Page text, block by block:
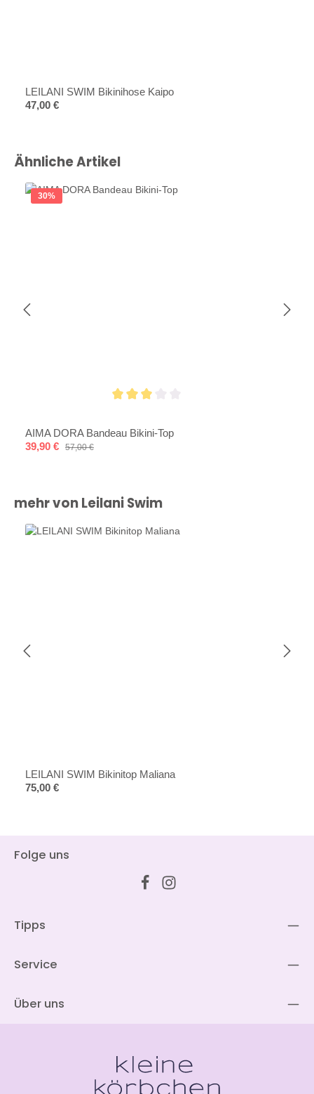
LEILANI SWIM Bikinihose Kaipo
Regulärer Preis:
47,00 €
Produktgalerie überspringen
Ähnliche Artikel
30%
AIMA DORA Bandeau Bikini-Top
Verkaufspreis:
39,90 € Regulärer Preis:
57,00 €
Produktgalerie überspringen
mehr von Leilani Swim
LEILANI SWIM Bikinitop Maliana
Regulärer Preis:
75,00 €
Folge uns
Tipps
Service
Über uns